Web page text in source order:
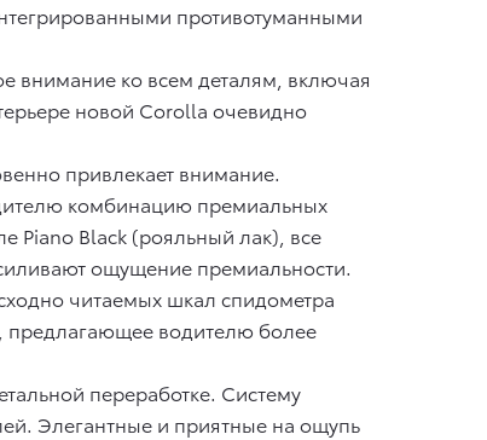
противотуманными
внимание ко всем деталям, включая
новой Corolla очевидно
привлекает внимание.
комбинацию премиальных
Piano Black (рояльный лак), все
ощущение премиальности.
читаемых шкал спидометра
предлагающее водителю более
переработке. Систему
Элегантные и приятные на ощупь